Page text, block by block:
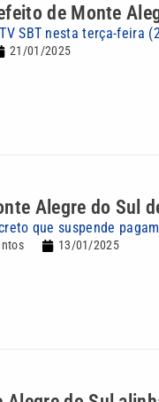
de Monte
SBT nesta terça-feira
21/01/2025
Alegre do Sul
que suspende
13/01/2025